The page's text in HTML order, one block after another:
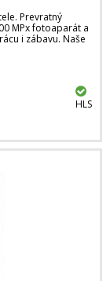
Prevratný
MPx fotoaparát a
i zábavu. Naše
HLS